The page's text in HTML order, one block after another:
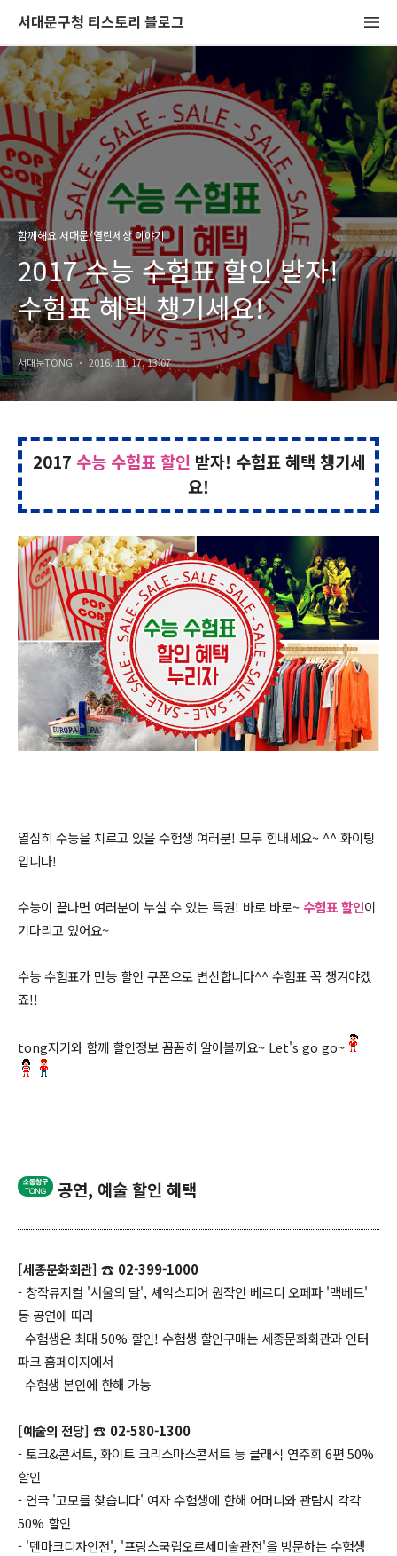
서대문구청 티스토리 블로그
함께해요 서대문/열린세상 이야기
2017 수능 수험표 할인 받자!
수험표 혜택 챙기세요!
서대문TONG 2016. 11. 17. 13:07
2017 수능 수험표 할인 받자! 수험표 혜택 챙기세
요!
열심히 수능을 치르고 있을 수험생 여러분! 모두 힘내세요~ ^^ 화이팅
입니다!
수능이 끝나면 여러분이 누실 수 있는 특권! 바로 바로~수험표 할인이
기다리고 있어요~
수능 수험표가 만능 할인 쿠폰으로 변신합니다^^ 수험표 꼭 챙겨야겠
죠!!
tong지기와 함께 할인정보 꼼꼼히 알아볼까요~ Let's go go~
공연, 예술 할인 혜택
[세종문화회관] ☎ 02-399-1000
- 창작뮤지컬 '서울의 달', 셰익스피어 원작인 베르디 오페파 '맥베드'
등 공연에 따라
수험생은 최대 50% 할인! 수험생 할인구매는 세종문화회관과 인터
파크 홈페이지에서
수험생 본인에 한해 가능
[예술의 전당] ☎ 02-580-1300
- 토크&콘서트, 화이트 크리스마스콘서트 등 클래식 연주회 6편 50%
할인
- 연극 '고모를 찾습니다' 여자 수험생에 한해 어머니와 관람시 각각
50% 할인
- '덴마크디자인전', '프랑스국립오르세미술관전'을 방문하는 수험생